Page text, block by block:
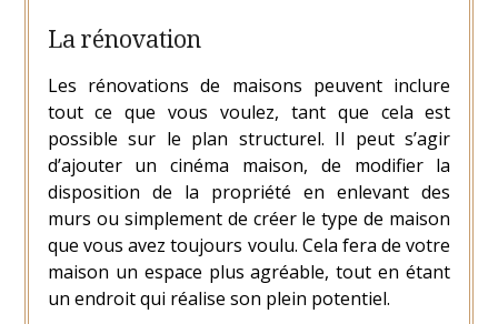
La rénovation
Les rénovations de maisons peuvent inclure
tout ce que vous voulez, tant que cela est
possible sur le plan structurel. Il peut s’agir
d’ajouter un cinéma maison, de modifier la
disposition de la propriété en enlevant des
murs ou simplement de créer le type de maison
que vous avez toujours voulu. Cela fera de votre
maison un espace plus agréable, tout en étant
un endroit qui réalise son plein potentiel.